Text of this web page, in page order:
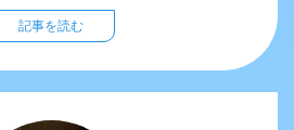
記事を読む